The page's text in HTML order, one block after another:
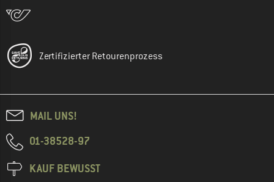
Zertifizierter Retourenprozess
MAIL UNS!
01-38528-97
KAUF BEWUSST